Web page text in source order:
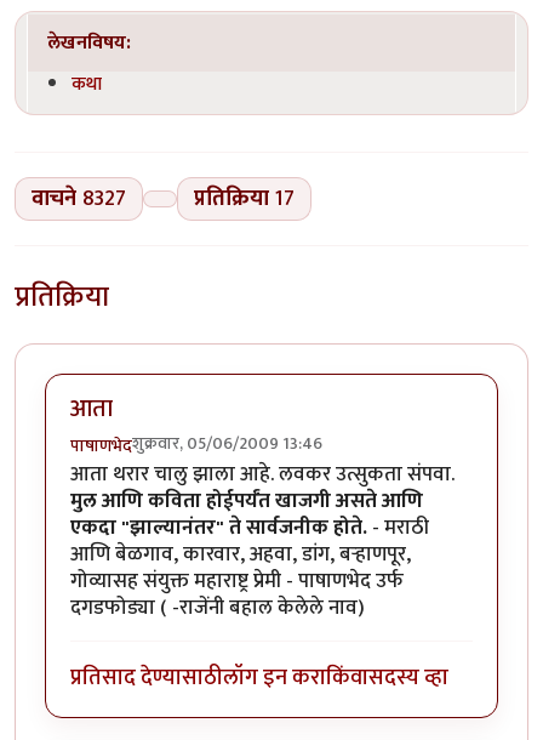
लेखनविषय:
कथा
वाचने 8327 प्रतिक्रिया17
प्रतिक्रिया
आता
पाषाणभेदशुक्रवार, 05/06/2009 13:46
आता थरार चालु झाला आहे. लवकर उत्सुकता संपवा.
मुल आणि कविता होईपर्यंत खाजगी असते आणि
एकदा "झाल्यानंतर" ते सार्वजनीक होते.- मराठी
आणि बेळगाव, कारवार, अहवा, डांग, बर्‍हाणपूर,
गोव्यासह संयुक्त महाराष्ट्र प्रेमी - पाषाणभेद उर्फ
दगडफोड्या ( -राजेंनी बहाल केलेले नाव)
प्रतिसाद देण्यासाठीलॉग इन कराकिंवासदस्य व्हा